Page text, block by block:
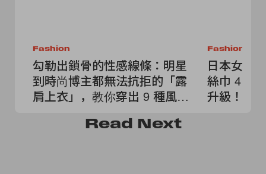
Fashion
勾勒出鎖骨的性感線條：明星
到時尚博主都無法抗拒的「露
肩上衣」，教你穿出 9 種風
Fashion
日本女生
絲巾 4 款
升級！
Read Next